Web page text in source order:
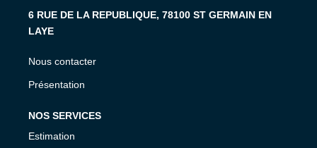
6 RUE DE LA REPUBLIQUE, 78100 ST GERMAIN EN
LAYE
Nous contacter
Présentation
NOS SERVICES
Estimation